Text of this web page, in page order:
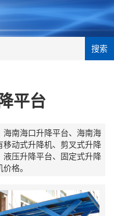
搜索
平台
南海口升降平台、海南海
动式升降机、剪叉式升降
压升降平台、固定式升降
格。